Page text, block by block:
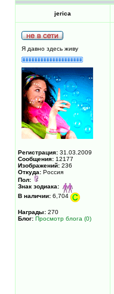
jerica
Я давно здесь живу
Регистрация: 31.03.2009
Сообщения: 12177
Изображений: 236
Откуда: Россия
Пол:
Знак зодиака:
В наличии: 6,704
Награды: 270
Блог: Просмотр блога (0)